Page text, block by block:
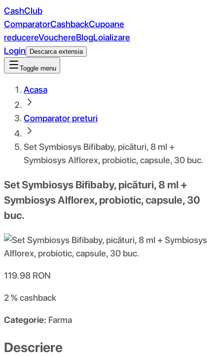
CashClub
ComparatorCashbackCupoane
reducereVouchereBlogLoializare
Login
Descarca extensia
Toggle menu
Acasa
Comparator preturi
Set Symbiosys Bifibaby, picături, 8 ml +
Symbiosys Alflorex, probiotic, capsule, 30 buc.
Set Symbiosys Bifibaby, picături, 8 ml +
Symbiosys Alflorex, probiotic, capsule, 30
buc.
119.98 RON
2 %cashback
Categorie: Farma
Descriere